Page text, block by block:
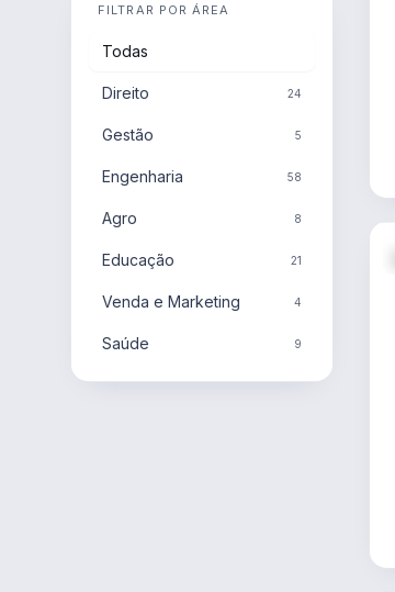
FILTRAR POR ÁREA
Todas
Direito 24
Gestão 5
Engenharia 58
Agro 8
Educação 21
Venda e Marketing 4
Saúde 9